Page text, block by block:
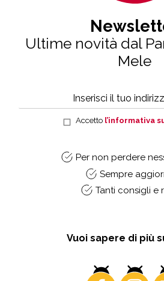
Ultime novità dal
Mele
Accetto l’informativa
Per non perdere
Sempre
Tanti consigli e
Vuoi sapere di più